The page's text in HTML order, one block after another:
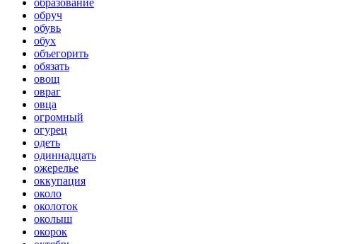
обруч
обувь
обух
объегорить
обязать
овощ
овраг
овца
огромный
огурец
одеть
одиннадцать
ожерелье
оккупация
около
околоток
околыш
окорок